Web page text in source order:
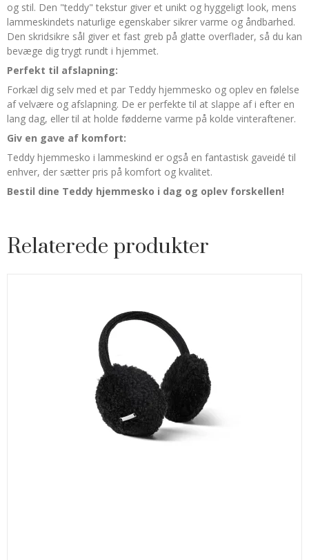
og stil. Den "teddy" tekstur giver et unikt og hyggeligt look, mens
lammeskindets naturlige egenskaber sikrer varme og åndbarhed.
Den skridsikre sål giver et fast greb på glatte overflader, så du kan
bevæge dig trygt rundt i hjemmet.
Perfekt til afslapning:
Forkæl dig selv med et par Teddy hjemmesko og oplev en følelse
af velvære og afslapning. De er perfekte til at slappe af i efter en
lang dag, eller til at holde fødderne varme på kolde vinteraftener.
Giv en gave af komfort:
Teddy hjemmesko i lammeskind er også en fantastisk gaveidé til
enhver, der sætter pris på komfort og kvalitet.
Bestil dine Teddy hjemmesko i dag og oplev forskellen!
Relaterede produkter